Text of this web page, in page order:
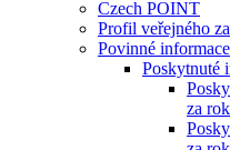
Czech POINT
Profil veřejného
Povinné informace
Poskytnuté
za